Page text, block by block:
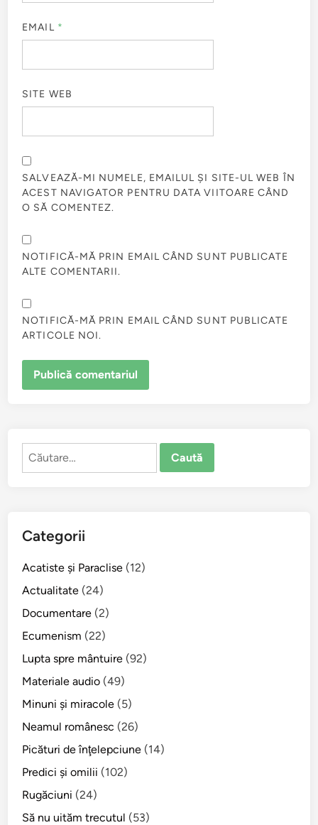
EMAIL *
SITE WEB
SALVEAZĂ-MI NUMELE, EMAILUL ȘI SITE-UL WEB ÎN
ACEST NAVIGATOR PENTRU DATA VIITOARE CÂND
O SĂ COMENTEZ.
NOTIFICĂ-MĂ PRIN EMAIL CÂND SUNT PUBLICATE
ALTE COMENTARII.
NOTIFICĂ-MĂ PRIN EMAIL CÂND SUNT PUBLICATE
ARTICOLE NOI.
Caută
Categorii
Acatiste şi Paraclise (12)
Actualitate (24)
Documentare (2)
Ecumenism (22)
Lupta spre mântuire (92)
Materiale audio (49)
Minuni şi miracole (5)
Neamul românesc (26)
Picături de înţelepciune (14)
Predici şi omilii (102)
Rugăciuni (24)
Să nu uităm trecutul (53)